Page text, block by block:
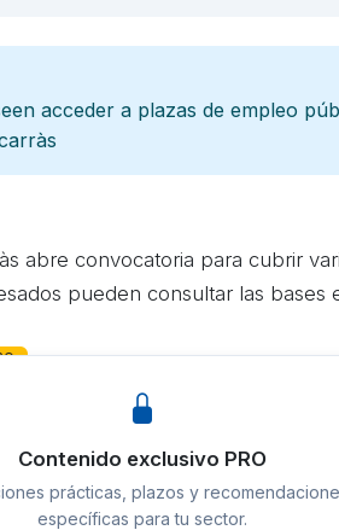
acceder a plazas de empleo
abre convocatoria para cubrir
pueden consultar las bases
(Lleida) publica una convocatoria
municipal. La resolución,
selectivo para acceder a estos
deberán cumplir los requisitos
Contenido exclusivo PRO
prácticas, plazos y
específicas para tu sector.